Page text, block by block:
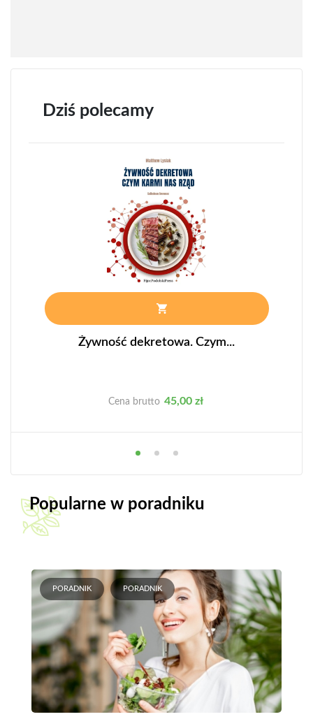
Dziś polecamy
Żywność dekretowa. Czym...
Cena brutto Cena
45,00 zł
Popularne w poradniku
PORADNIK PORADNIK